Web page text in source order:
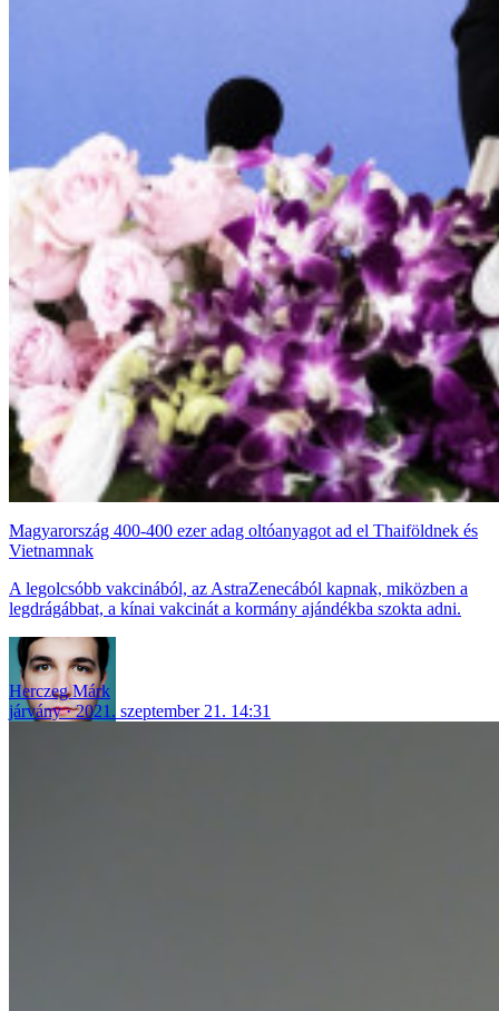
Magyarország 400-400 ezer adag oltóanyagot ad el Thaiföldnek és
Vietnamnak
A legolcsóbb vakcinából, az AstraZenecából kapnak, miközben a
legdrágábbat, a kínai vakcinát a kormány ajándékba szokta adni.
Herczeg Márk
járvány
2021. szeptember 21. 14:31